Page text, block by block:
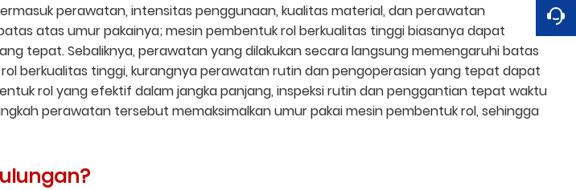
perawatan, intensitas penggunaan, kualitas material, dan perawatan
atas umur pakainya; mesin pembentuk rol berkualitas tinggi biasanya dapat
tepat. Sebaliknya, perawatan yang dilakukan secara langsung memengaruhi batas
berkualitas tinggi, kurangnya perawatan rutin dan pengoperasian yang tepat dapat
rol yang efektif dalam jangka panjang, inspeksi rutin dan penggantian tepat waktu
perawatan tersebut memaksimalkan umur pakai mesin pembentuk rol, sehingga